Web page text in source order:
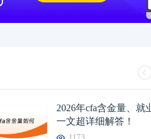
2026年cfa含金量、就
一文超详细解答！
CFA金融计算器